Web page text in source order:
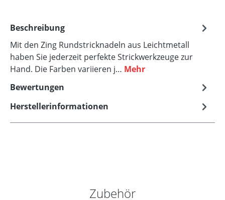
Beschreibung
Mit den Zing Rundstricknadeln aus Leichtmetall
haben Sie jederzeit perfekte Strickwerkzeuge zur
Hand. Die Farben variieren j… Mehr
Bewertungen
Herstellerinformationen
Produktgalerie überspringen
Zubehör